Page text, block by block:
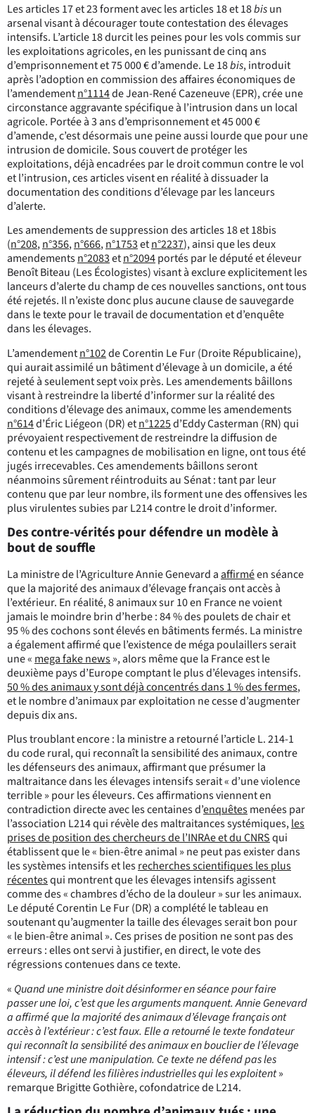
Les articles 17 et 23 forment avec les articles 18 et 18bisun
arsenal visant à décourager toute contestation des élevages
intensifs. L’article 18 durcit les peines pour les vols commis sur
les exploitations agricoles, en les punissant de cinq ans
d’emprisonnement et 75 000 € d’amende. Le 18bis, introduit
après l’adoption en commission des affaires économiques de
l’amendementn°1114de Jean-René Cazeneuve (EPR), crée une
circonstance aggravante spécifique à l’intrusion dans un local
agricole. Portée à 3 ans d’emprisonnement et 45 000 €
d’amende, c’est désormais une peine aussi lourde que pour une
intrusion de domicile. Sous couvert de protéger les
exploitations, déjà encadrées par le droit commun contre le vol
et l’intrusion, ces articles visent en réalité à dissuader la
documentation des conditions d’élevage par les lanceurs
d’alerte.
Les amendements de suppression des articles 18 et 18bis
(n°208,n°356,n°666,n°1753etn°2237), ainsi que les deux
amendementsn°2083etn°2094portés par le député et éleveur
Benoît Biteau (Les Écologistes) visant à exclure explicitement les
lanceurs d’alerte du champ de ces nouvelles sanctions, ont tous
été rejetés. Il n’existe donc plus aucune clause de sauvegarde
dans le texte pour le travail de documentation et d’enquête
dans les élevages.
L’amendementn°102de Corentin Le Fur (Droite Républicaine),
qui aurait assimilé un bâtiment d’élevage à un domicile, a été
rejeté à seulement sept voix près. Les amendements bâillons
visant à restreindre la liberté d’informer sur la réalité des
conditions d’élevage des animaux, comme les amendements
n°614d’Éric Liégeon (DR) etn°1225d’Eddy Casterman (RN) qui
prévoyaient respectivement de restreindre la diffusion de
contenu et les campagnes de mobilisation en ligne, ont tous été
jugés irrecevables. Ces amendements bâillons seront
néanmoins sûrement réintroduits au Sénat : tant par leur
contenu que par leur nombre, ils forment une desoffensives les
plus virulentes subies par L214 contre le droit d’informer.
Des contre-vérités pour défendre un modèle à
bout de souffle
La ministre de l’Agriculture Annie Genevard aaffirméen séance
que la majorité des animaux d’élevage français ont accès à
l’extérieur. En réalité, 8 animaux sur 10 en France ne voient
jamais le moindre brin d’herbe : 84 % des poulets de chair et
95 % des cochons sont élevés en bâtiments fermés. La ministre
a également affirmé que l’existence de méga poulaillers serait
une « mega fake news», alors même que la France est le
deuxième pays d’Europe comptant le plus d’élevages intensifs.
50 % des animaux y sont déjà concentrés dans 1 % des fermes,
et le nombre d’animaux par exploitation ne cesse d’augmenter
depuis dix ans.
Plus troublant encore : la ministre a retourné l’article L. 214-1
du code rural, qui reconnaît la sensibilité des animaux, contre
les défenseurs des animaux, affirmant que présumer la
maltraitance dans les élevages intensifs serait « d’une violence
terrible » pour les éleveurs. Ces affirmations viennent en
contradiction directe avec les centaines d’enquêtesmenées par
l’association L214 qui révèle des maltraitances systémiques,les
prises de position des chercheurs de l’INRAe et du CNRSqui
établissent que le « bien-être animal » ne peut pas exister dans
les systèmes intensifs et lesrecherches scientifiques les plus
récentesqui montrent que les élevages intensifs agissent
comme des « chambres d’écho de la douleur » sur les animaux.
Le député Corentin Le Fur (DR) a complété le tableau en
soutenant qu’augmenter la taille des élevages serait bon pour
« le bien-être animal ». Ces prises de position ne sont pas des
erreurs : elles ont servi à justifier, en direct, le vote des
régressions contenues dans ce texte.
« Quand une ministre doit désinformer en séance pour faire
passer une loi, c’est que les arguments manquent. Annie Genevard
a affirmé que la majorité des animaux d’élevage français ont
accès à l’extérieur : c’est faux. Elle a retourné le texte fondateur
qui reconnaît la sensibilité des animaux en bouclier de l’élevage
intensif : c’est une manipulation. Ce texte ne défend pas les
éleveurs, il défend les filières industrielles qui les exploitent»
remarque Brigitte Gothière, cofondatrice de L214.